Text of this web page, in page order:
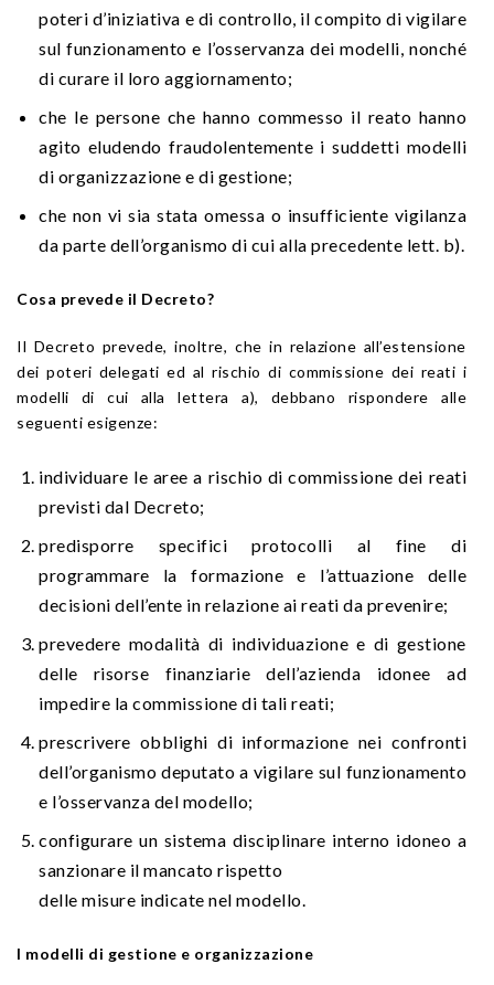
poteri d’iniziativa e di controllo, il compito di vigilare
sul funzionamento e l’osservanza dei modelli, nonché
di curare il loro aggiornamento;
che le persone che hanno commesso il reato hanno
agito eludendo fraudolentemente i suddetti modelli
di organizzazione e di gestione;
che non vi sia stata omessa o insufficiente vigilanza
da parte dell’organismo di cui alla precedente lett. b).
Cosa prevede il Decreto?
Il Decreto prevede, inoltre, che in relazione all’estensione
dei poteri delegati ed al rischio di commissione dei reati i
modelli di cui alla lettera a), debbano rispondere alle
seguenti esigenze:
individuare le aree a rischio di commissione dei reati
previsti dal Decreto;
predisporre specifici protocolli al fine di
programmare la formazione e l’attuazione delle
decisioni dell’ente in relazione ai reati da prevenire;
prevedere modalità di individuazione e di gestione
delle risorse finanziarie dell’azienda idonee ad
impedire la commissione di tali reati;
prescrivere obblighi di informazione nei confronti
dell’organismo deputato a vigilare sul funzionamento
e l’osservanza del modello;
configurare un sistema disciplinare interno idoneo a
sanzionare il mancato rispetto
delle misure indicate nel modello.
I modelli di gestione e organizzazione